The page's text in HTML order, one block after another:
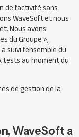
l’activité sans
WaveSoft et nous
Nous avons
du Groupe »,
suivi l’ensemble du
tests au moment du
de gestion de la
WaveSoft a